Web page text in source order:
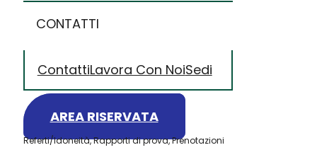
CONTATTI
ContattiLavora Con NoiSedi
AREA RISERVATA
Referti/Idoneità, Rapporti di prova, Prenotazioni